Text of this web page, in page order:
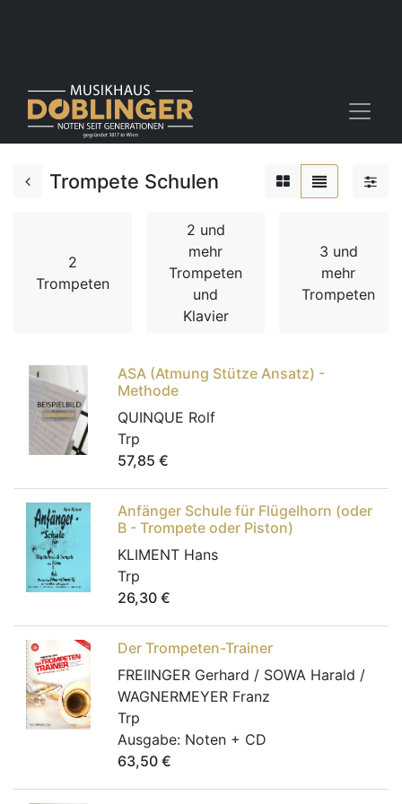
Trompete Schulen
2
Trompeten
2 und
mehr
Trompeten
und
Klavier
3 und
mehr
Trompeten
ASA (Atmung Stütze Ansatz) -
Methode
QUINQUE Rolf
Trp
57,85 €
Anfänger Schule für Flügelhorn (oder
B - Trompete oder Piston)
KLIMENT Hans
Trp
26,30 €
Der Trompeten-Trainer
FREIINGER Gerhard / SOWA Harald /
WAGNERMEYER Franz
Trp
Ausgabe: Noten + CD
63,50 €